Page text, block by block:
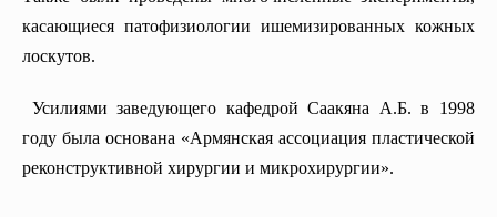
касающиеся патофизиологии ишемизированных кожных
лоскутов.
Усилиями заведующего кафедрой Саакяна А.Б. в 1998
году была основана «Армянская ассоциация пластической
реконструктивной хирургии и микрохирургии».